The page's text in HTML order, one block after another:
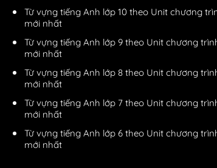
Từ vựng tiếng Anh lớp 10 theo Unit chương
mới nhất
Từ vựng tiếng Anh lớp 9 theo Unit chương
mới nhất
Từ vựng tiếng Anh lớp 8 theo Unit chương
mới nhất
Từ vựng tiếng Anh lớp 7 theo Unit chương
mới nhất
Từ vựng tiếng Anh lớp 6 theo Unit chương
mới nhất